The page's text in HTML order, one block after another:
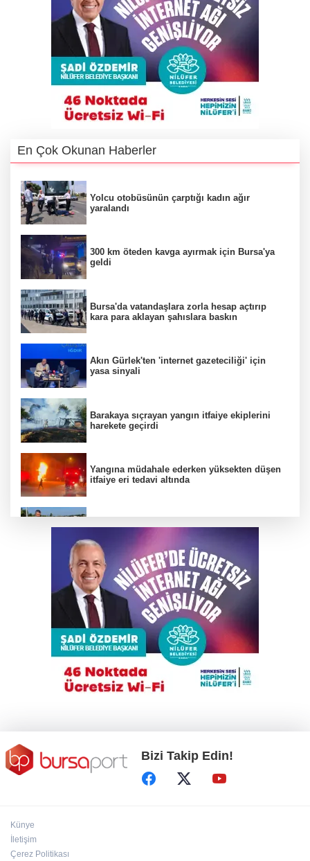
En Çok Okunan Haberler
Yolcu otobüsünün çarptığı kadın ağır
yaralandı
300 km öteden kavga ayırmak için Bursa'ya
geldi
Bursa'da vatandaşlara zorla hesap açtırıp
kara para aklayan şahıslara baskın
Akın Gürlek'ten 'internet gazeteciliği' için
yasa sinyali
Barakaya sıçrayan yangın itfaiye ekiplerini
harekete geçirdi
Yangına müdahale ederken yüksekten düşen
itfaiye eri tedavi altında
Büyükşehir’den İnegöl’e ulaşım hamlesi
Karacabey Belediyespor’dan 5 imza birden
TEKNOSAB KOBİ OSB tanıtıldı
Bakanlığa sahte diploma soruları: 419
usulsüz denklik, yanıt yok
Bizi Takip Edin!
Künye
İletişim
Çerez Politikası